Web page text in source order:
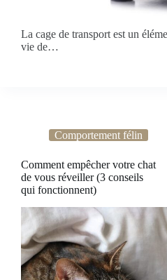
La cage de transport est un
vie de…
Comportement félin
Comment empêcher votre chat
de vous réveiller (3 conseils
qui fonctionnent)